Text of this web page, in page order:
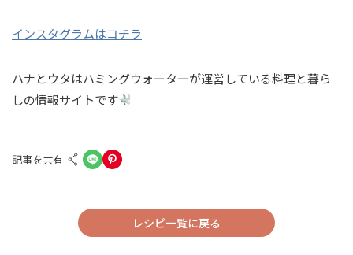
インスタグラムはコチラ
ハナとウタはハミングウォーターが運営している料理と暮ら
しの情報サイトです
記事を共有
レシピ一覧に戻る